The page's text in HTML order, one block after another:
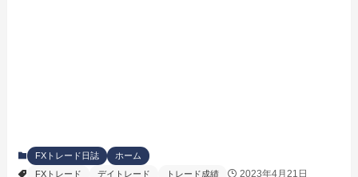
FXトレード日誌
ホーム
FXトレード
デイトレード トレード成績 2023年4月21日